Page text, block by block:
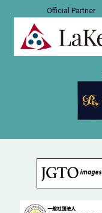
Official Partner